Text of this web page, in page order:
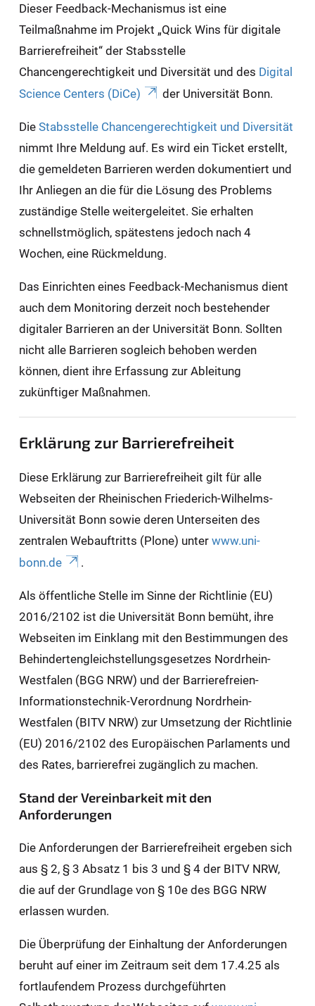
Dieser Feedback-Mechanismus ist eine
Teilmaßnahme im Projekt „Quick Wins für digitale
Barrierefreiheit“ der Stabsstelle
Chancengerechtigkeit und Diversität und des Digital
Science Centers (DiCe)
der Universität Bonn.
Die Stabsstelle Chancengerechtigkeit und Diversität
nimmt Ihre Meldung auf. Es wird ein Ticket erstellt,
die gemeldeten Barrieren werden dokumentiert und
Ihr Anliegen an die für die Lösung des Problems
zuständige Stelle weitergeleitet. Sie erhalten
schnellstmöglich, spätestens jedoch nach 4
Wochen, eine Rückmeldung.
Das Einrichten eines Feedback-Mechanismus dient
auch dem Monitoring derzeit noch bestehender
digitaler Barrieren an der Universität Bonn. Sollten
nicht alle Barrieren sogleich behoben werden
können, dient ihre Erfassung zur Ableitung
zukünftiger Maßnahmen.
Erklärung zur Barrierefreiheit
Diese Erklärung zur Barrierefreiheit gilt für alle
Webseiten der Rheinischen Friederich-Wilhelms-
Universität Bonn sowie deren Unterseiten des
zentralen Webauftritts (Plone) unter www.uni-
bonn.de
.
Als öffentliche Stelle im Sinne der Richtlinie (EU)
2016/2102 ist die Universität Bonn bemüht, ihre
Webseiten im Einklang mit den Bestimmungen des
Behindertengleichstellungsgesetzes Nordrhein-
Westfalen (BGG NRW) und der Barrierefreien-
Informationstechnik-Verordnung Nordrhein-
Westfalen (BITV NRW) zur Umsetzung der Richtlinie
(EU) 2016/2102 des Europäischen Parlaments und
des Rates, barrierefrei zugänglich zu machen.
Stand der Vereinbarkeit mit den
Anforderungen
Die Anforderungen der Barrierefreiheit ergeben sich
aus § 2, § 3 Absatz 1 bis 3 und § 4 der BITV NRW,
die auf der Grundlage von § 10e des BGG NRW
erlassen wurden.
Die Überprüfung der Einhaltung der Anforderungen
beruht auf einer im Zeitraum seit dem 17.4.25 als
fortlaufendem Prozess durchgeführten